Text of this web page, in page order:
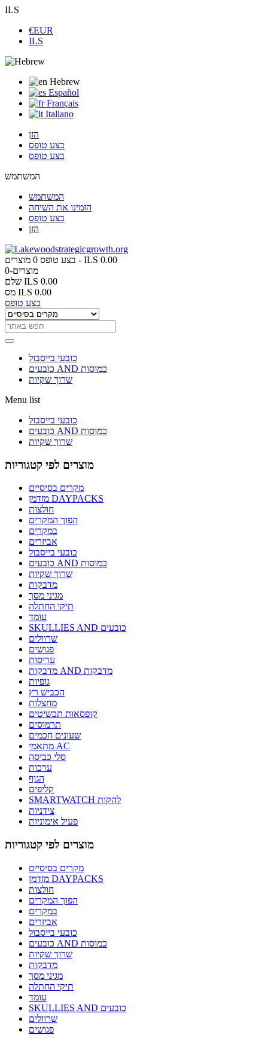
ILS
€EUR
ILS
Hebrew
Español
Français
Italiano
הזן
בצע טופס
בצע טופס
המשתמש
המשתמש
הזמינו את השיחה
בצע טופס
הזן
בצע טופס 0 מוצרים - ILS 0.00
0-מוצרים
שלם ILS 0.00
מס ILS 0.00
בצע טופס
כובעי בייסבול
כובעים AND כמוסות
שרוך שקיות
Menu list
כובעי בייסבול
כובעים AND כמוסות
שרוך שקיות
מוצרים לפי קטגוריות
מקרים בסיסיים
מזדמן DAYPACKS
חולצות
הפוך המקרים
במקרים
אביזרים
כובעי בייסבול
כובעים AND כמוסות
שרוך שקיות
מדבקות
מגיני מסך
תיקי החתלה
עומד
SKULLIES AND כובעים
שרוולים
פגושים
עריסות
מדבקות AND מדבקות
גופיות
הכביש רץ
מחצלות
קופסאות תכשיטים
תרמוסים
שעונים חכמים
מתאמי AC
סלי כביסה
ערכות
הגוף
קליפים
SMARTWATCH להקות
צידניות
פעיל אימוניות
מוצרים לפי קטגוריות
מקרים בסיסיים
מזדמן DAYPACKS
חולצות
הפוך המקרים
במקרים
אביזרים
כובעי בייסבול
כובעים AND כמוסות
שרוך שקיות
מדבקות
מגיני מסך
תיקי החתלה
עומד
SKULLIES AND כובעים
שרוולים
פגושים